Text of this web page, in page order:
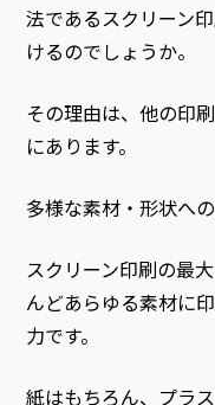
法であるスクリーン
けるのでしょうか。
その理由は、他の印
にあります。
多様な素材・形状へ
スクリーン印刷の最
んどあらゆる素材に
力です。
紙はもちろん、プラ